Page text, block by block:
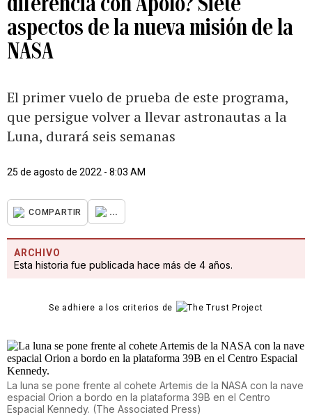
aspectos de la nueva misión de la
NASA
El primer vuelo de prueba de este programa,
que persigue volver a llevar astronautas a la
Luna, durará seis semanas
25 de agosto de 2022 - 8:03 AM
COMPARTIR ...
ARCHIVO
Esta historia fue publicada hace más de 4 años.
Se adhiere a los criterios de
La luna se pone frente al cohete Artemis de la NASA con la nave
espacial Orion a bordo en la plataforma 39B en el Centro
Espacial Kennedy. (The Associated Press)